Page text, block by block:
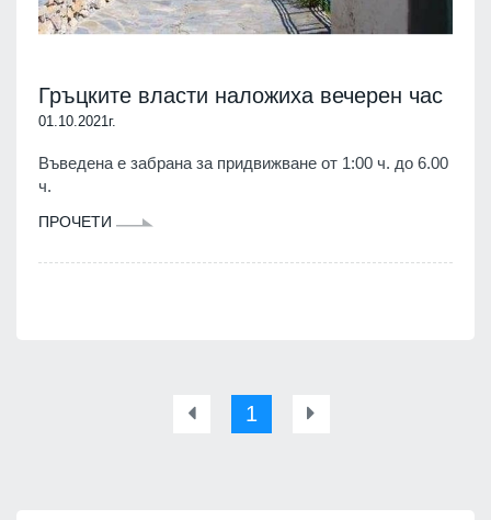
Гръцките власти наложиха вечерен час
01.10.2021г.
Въведена е забрана за придвижване от 1:00 ч. до 6.00
ч.
ПРОЧЕТИ
1